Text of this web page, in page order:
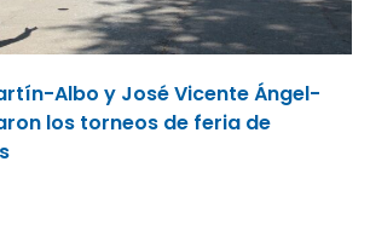
Albo y José Vicente Ángel-
los torneos de feria de